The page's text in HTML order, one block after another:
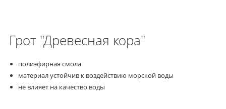
Грот "Древесная кора"
полиэфирная смола
материал устойчив к воздействию морской воды
не влияет на качество воды